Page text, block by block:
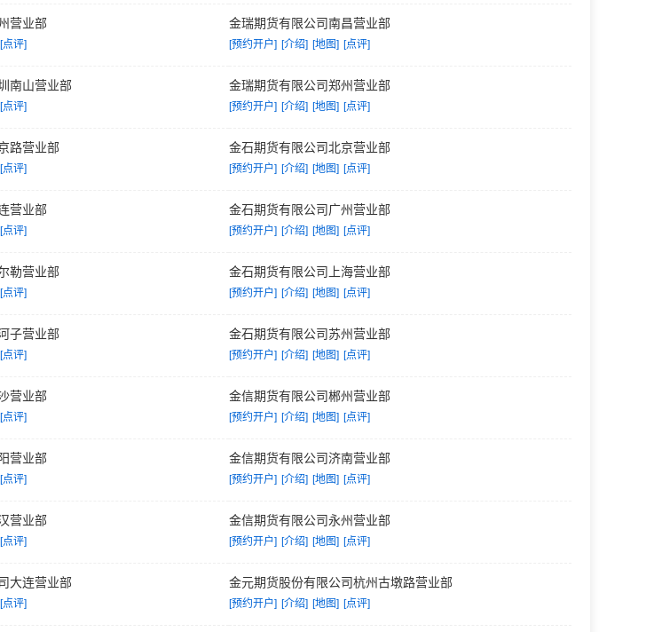
营业部
[点评]
金瑞期货有限公司南昌营业部
[预约开户] [介绍] [地图] [点评]
南山营业部
[点评]
金瑞期货有限公司郑州营业部
[预约开户] [介绍] [地图] [点评]
路营业部
[点评]
金石期货有限公司北京营业部
[预约开户] [介绍] [地图] [点评]
营业部
[点评]
金石期货有限公司广州营业部
[预约开户] [介绍] [地图] [点评]
勒营业部
[点评]
金石期货有限公司上海营业部
[预约开户] [介绍] [地图] [点评]
子营业部
[点评]
金石期货有限公司苏州营业部
[预约开户] [介绍] [地图] [点评]
营业部
[点评]
金信期货有限公司郴州营业部
[预约开户] [介绍] [地图] [点评]
营业部
[点评]
金信期货有限公司济南营业部
[预约开户] [介绍] [地图] [点评]
营业部
[点评]
金信期货有限公司永州营业部
[预约开户] [介绍] [地图] [点评]
大连营业部
[点评]
金元期货股份有限公司杭州古墩路营业部
[预约开户] [介绍] [地图] [点评]